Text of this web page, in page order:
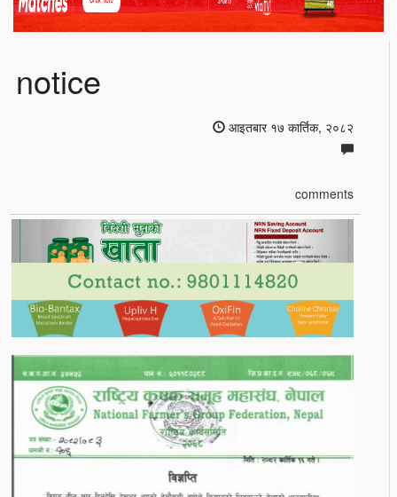
notice
आइतबार १७ कार्तिक, २०८२
comments